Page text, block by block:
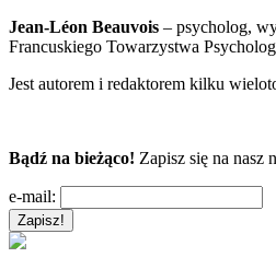
Jean-Léon Beauvois – psycholog,
Francuskiego Towarzystwa
Jest autorem i redaktorem kilku
Bądź na bieżąco! Zapisz się na
e-mail: